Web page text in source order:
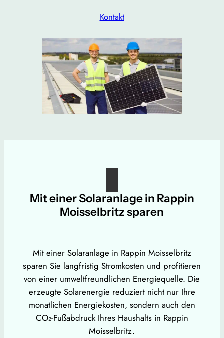
Kontakt
Mit einer Solaranlage in Rappin
Moisselbritz sparen
Mit einer Solaranlage in Rappin Moisselbritz
sparen Sie langfristig Stromkosten und profitieren
von einer umweltfreundlichen Energiequelle. Die
erzeugte Solarenergie reduziert nicht nur Ihre
monatlichen Energiekosten, sondern auch den
CO₂-Fußabdruck Ihres Haushalts in Rappin
Moisselbritz.